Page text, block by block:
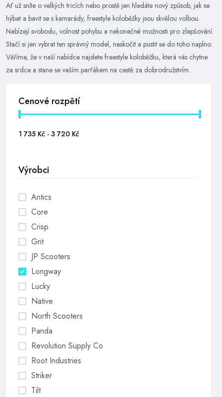
Ať už sníte o velkých tricích nebo prostě jen hledáte nový způsob, jak se
hýbat a bavit se s kamarády, freestyle koloběžky jsou skvělou volbou.
Nabízejí svobodu, volnost pohybu a nekonečné možnosti pro zlepšování.
Stačí si jen vybrat ten správný model, naskočit a pustit se do toho naplno.
Věříme, že v naší nabídce najdete freestyle koloběžku, která vás chytne
za srdce a stane se vaším parťákem na cestě za dobrodružstvím.
Cenové rozpětí
Výrobci
Antics
Core
Crisp
Grit
JP Scooters
Longway
Lucky
Native
North Scooters
Panda
Revolution Supply Co
Root Industries
Striker
Tilt